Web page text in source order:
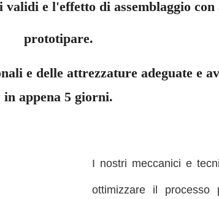
e l'effetto di assemblaggio
prototipare.
e delle attrezzature adeguate e
in appena 5 giorni.
I nostri meccanici e
ottimizzare il processo